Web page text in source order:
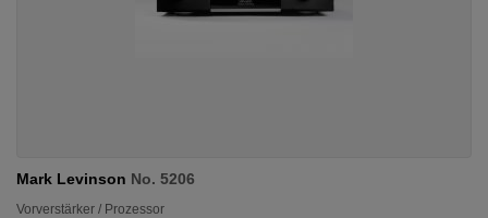
Mark Levinson No. 5206
Vorverstärker / Prozessor